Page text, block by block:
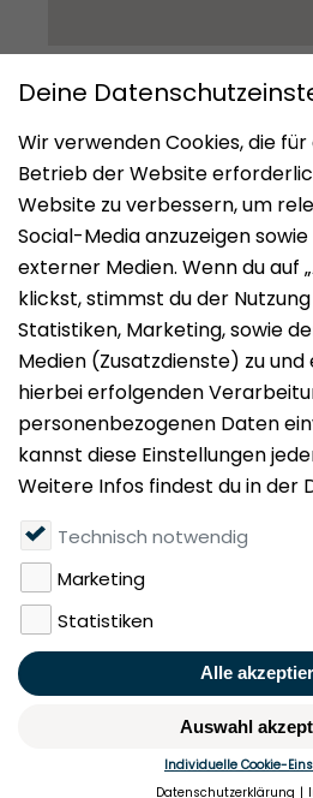
Impressum
Datenschutz
Nutzungsbedingungen
Mieten
Vermieten
Über uns
Presse
Geldwäschegesetz
Rufen Sie uns gerne an:
+49 (0)40 349 14 194